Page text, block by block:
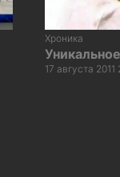
Хроника
17 августа